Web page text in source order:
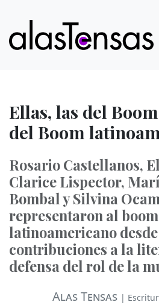
Ellas, las del
del Boom
Rosario Castellanos,
Clarice Lispector,
Bombal y Silvina
representaron al boom
latinoamericano
contribuciones a la
defensa del rol de la
Alas Tensas |